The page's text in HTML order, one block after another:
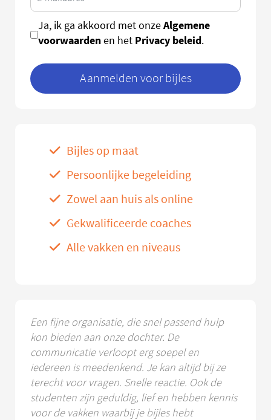
Ja, ik ga akkoord met onzeAlgemene
voorwaardenen het Privacy beleid.
Aanmelden voor bijles
Bijles op maat
Persoonlijke begeleiding
Zowel aan huis als online
Gekwalificeerde coaches
Alle vakken en niveaus
Een fijne organisatie, die snel passend hulp
kon bieden aan onze dochter. De
communicatie verloopt erg soepel en
iedereen is meedenkend. Je kan altijd bij ze
terecht voor vragen. Snelle reactie. Ook de
studenten zijn geduldig, lief en hebben kennis
voor de vakken waarbij je bijles hebt